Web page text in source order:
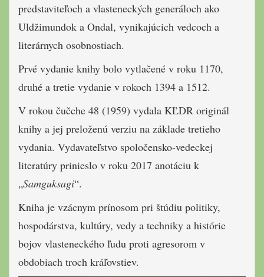
predstaviteľoch a vlasteneckých generáloch ako
Uldžimundok a Ondal, vynikajúcich vedcoch a
literárnych osobnostiach.
Prvé vydanie knihy bolo vytlačené v roku 1170,
druhé a tretie vydanie v rokoch 1394 a 1512.
V rokou čučche 48 (1959) vydala KĽDR originál
knihy a jej preloženú verziu na základe tretieho
vydania. Vydavateľstvo spoločensko-vedeckej
literatúry prinieslo v roku 2017 anotáciu k
„Samguksagi“.
Kniha je vzácnym prínosom pri štúdiu politiky,
hospodárstva, kultúry, vedy a techniky a histórie
bojov vlasteneckého ľudu proti agresorom v
obdobiach troch kráľovstiev.